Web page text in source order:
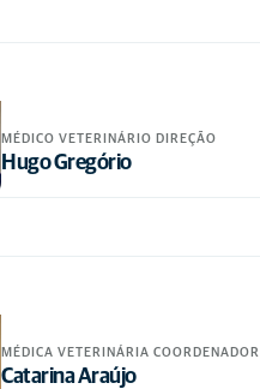
MÉDICO VETERINÁRIO DIREÇÃO
Hugo Gregório
MÉDICA VETERINÁRIA COORDENADOR
Catarina Araújo